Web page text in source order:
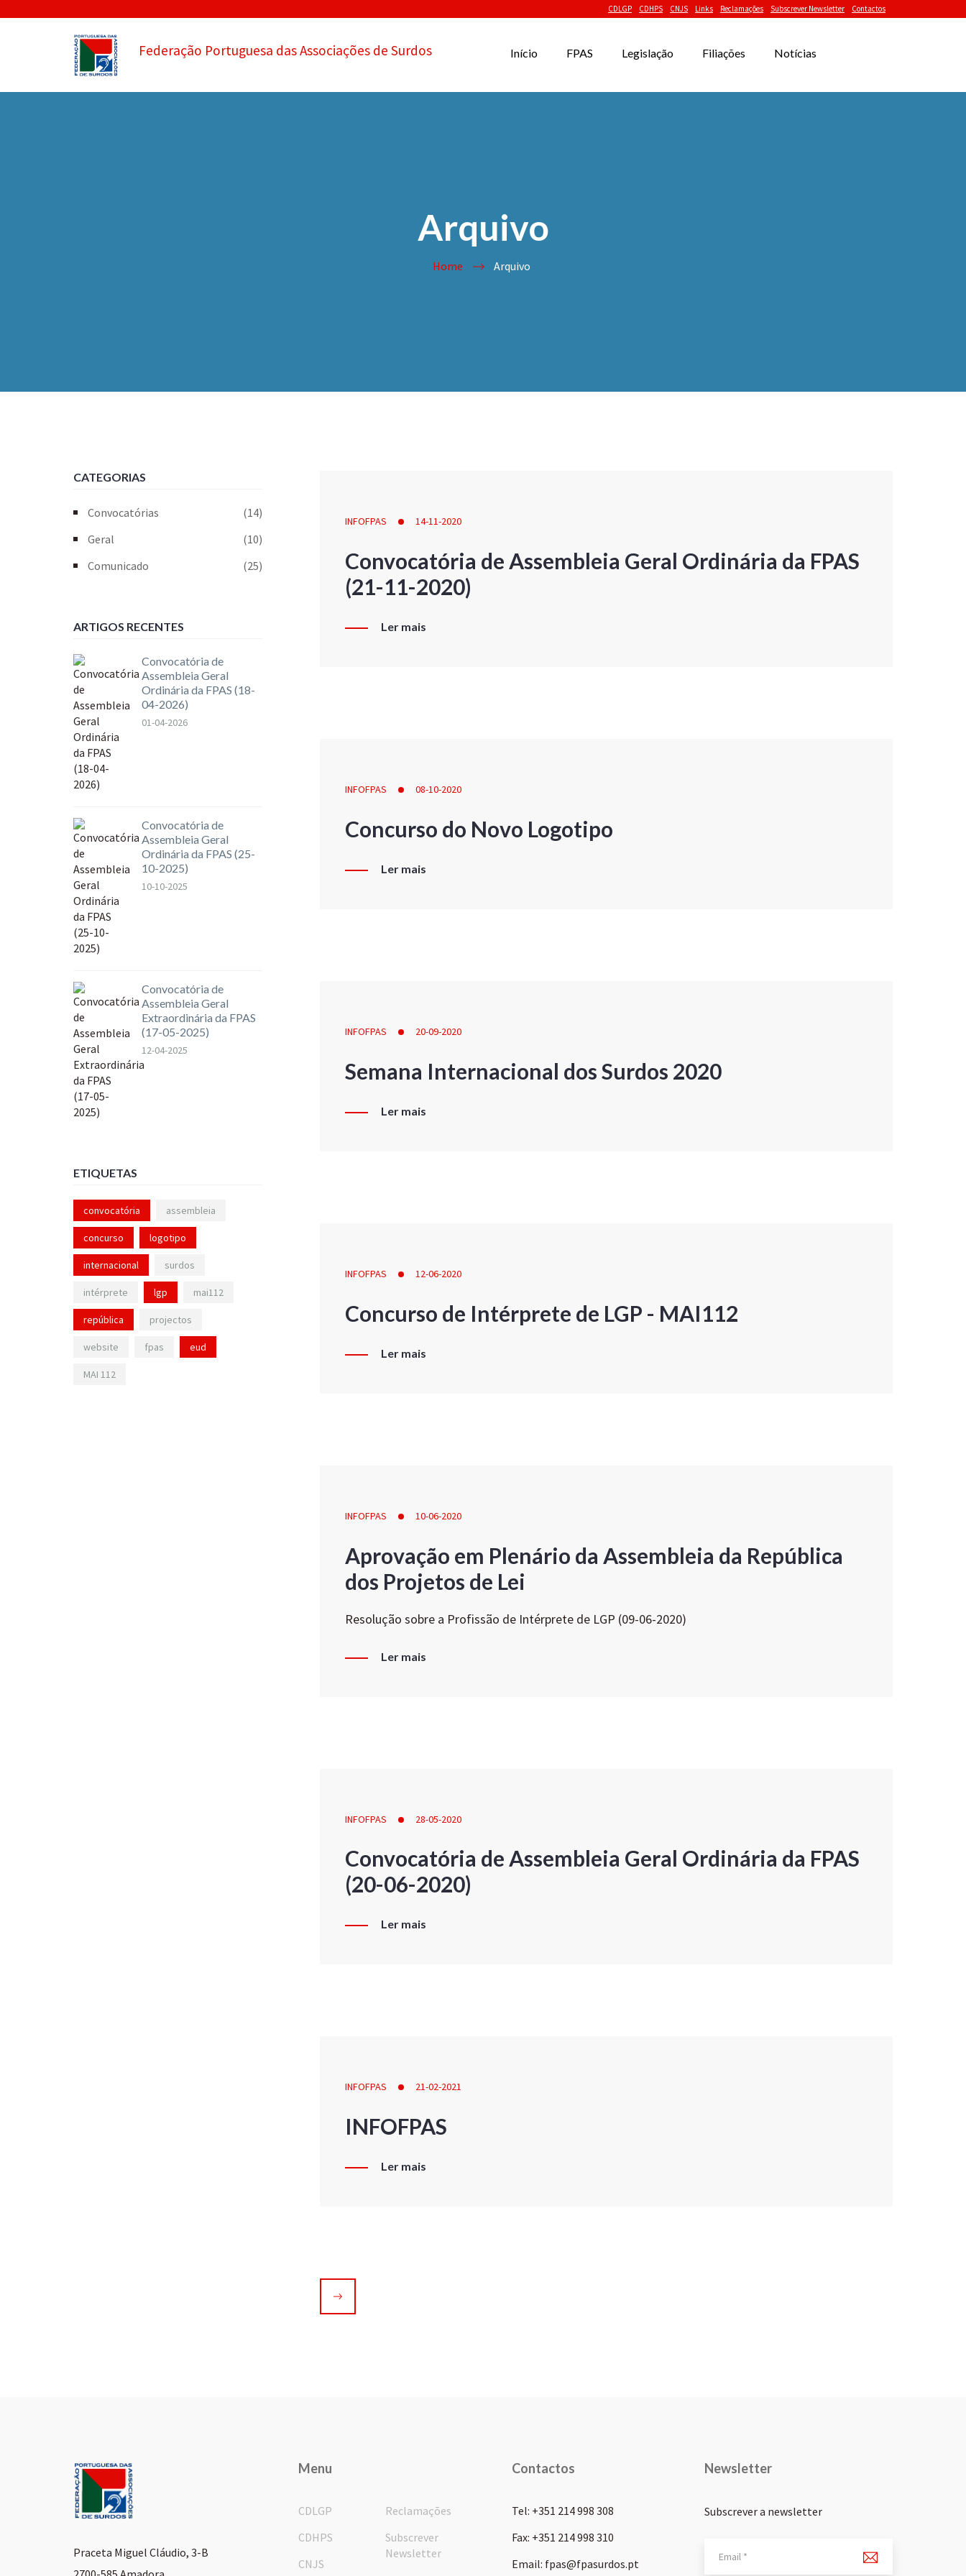
CDLGP CDHPS CNJS Links Reclamações Subscrever Newsletter Contactos
Federação Portuguesa das Associações de Surdos Início FPAS Legislação Filiações Notícias
Arquivo
Home Arquivo
INFOFPAS 14-11-2020
Convocatória de Assembleia Geral Ordinária da FPAS
(21-11-2020)
Ler mais
INFOFPAS 08-10-2020
Concurso do Novo Logotipo
Ler mais
INFOFPAS 20-09-2020
Semana Internacional dos Surdos 2020
Ler mais
INFOFPAS 12-06-2020
Concurso de Intérprete de LGP - MAI112
Ler mais
INFOFPAS 10-06-2020
Aprovação em Plenário da Assembleia da República
dos Projetos de Lei
Resolução sobre a Profissão de Intérprete de LGP (09-06-2020)
Ler mais
INFOFPAS 28-05-2020
Convocatória de Assembleia Geral Ordinária da FPAS
(20-06-2020)
Ler mais
INFOFPAS 21-02-2021
INFOFPAS
Ler mais
CATEGORIAS
Convocatórias
(14)
Geral
(10)
Comunicado
(25)
ARTIGOS RECENTES
Convocatória de
Assembleia Geral
Ordinária da FPAS (18-
04-2026)
01-04-2026
Convocatória de
Assembleia Geral
Ordinária da FPAS (25-
10-2025)
10-10-2025
Convocatória de
Assembleia Geral
Extraordinária da FPAS
(17-05-2025)
12-04-2025
ETIQUETAS
convocatória assembleia
concurso logotipo
internacional surdos
intérprete lgp mai112
república projectos
website fpas eud
MAI 112
Praceta Miguel Cláudio, 3-B
Menu
CDLGP
CDHPS
CNJS
Reclamações
Subscrever
Newsletter
Contactos
Tel: +351 214 998 308
Fax: +351 214 998 310
Email: fpas@fpasurdos.pt
Newsletter
Subscrever a newsletter